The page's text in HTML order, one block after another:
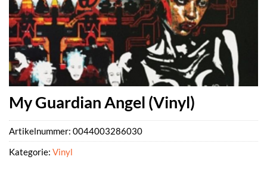
My Guardian Angel (Vinyl)
Artikelnummer: 0044003286030
Kategorie: Vinyl